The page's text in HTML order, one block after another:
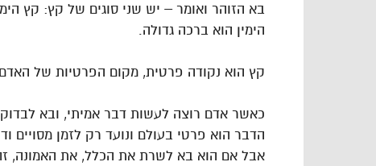
בא הזוהר ואומר – יש שני סוגים של קץ: קץ
הימין הוא ברכה גדולה.
קץ הוא נקודה פרטית, מקום הפרטיות של
כאשר אדם רוצה לעשות דבר אמיתי, ובא
הדבר הוא פרטי בעולם ונועד רק לזמן
אבל אם הוא בא לשרת את הכלל, את האמונה,